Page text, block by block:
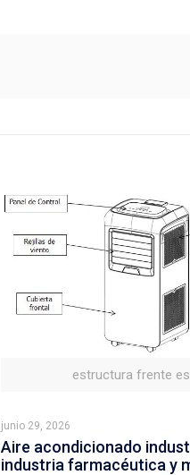
estructura frente
junio 29, 2026
Aire acondicionado
industria farmacéutica y